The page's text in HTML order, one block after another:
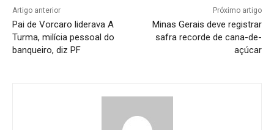
Artigo anterior
Pai de Vorcaro liderava A
Turma, milícia pessoal do
banqueiro, diz PF
Próximo artigo
Minas Gerais deve registrar
safra recorde de cana-de-
açúcar